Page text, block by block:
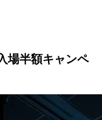
場半額キャンペ